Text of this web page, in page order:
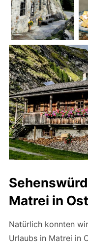
Matrei in
Natürlich konnten
Urlaubs in Matrei in